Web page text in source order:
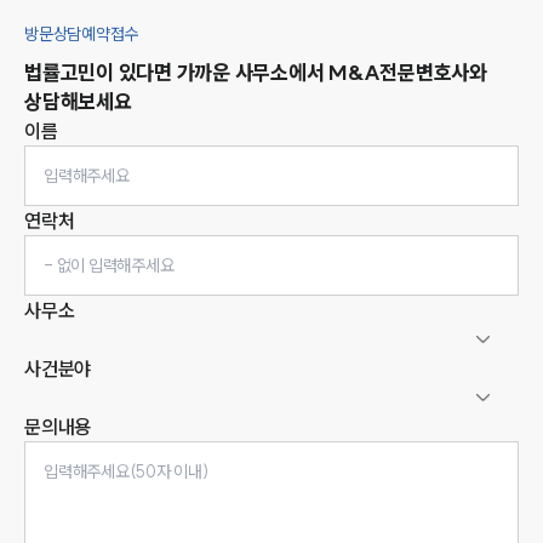
방문상담예약접수
법률고민이 있다면 가까운 사무소에서 M&A전문변호사와
상담해보세요
이름
연락처
사무소
사건분야
문의내용